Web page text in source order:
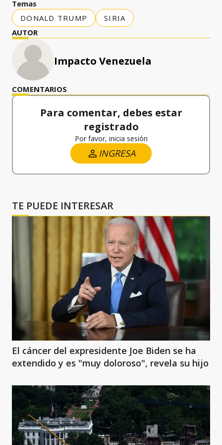
Temas
DONALD TRUMP
SIRIA
AUTOR
Impacto Venezuela
COMENTARIOS
Para comentar, debes estar
registrado
Por favor, inicia sesión
INGRESA
TE PUEDE INTERESAR
El cáncer del expresidente Joe Biden se ha
extendido y es "muy doloroso", revela su hijo